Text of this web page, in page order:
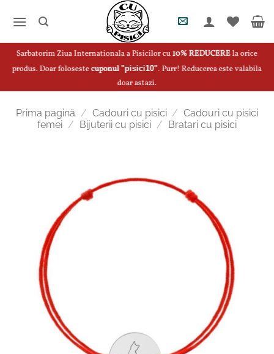
Sarbatorim Ziua Internationala a Pisicilor cu10% REDUCEREla orice
produs. Doar folosestecuponul "pisici10" Purr! Reducerea este valabila
doar astazi.
Prima pagină / Cadouri cu pisici / Cadouri cu pisici
femei / Bijuterii cu pisici / Bratari cu pisici